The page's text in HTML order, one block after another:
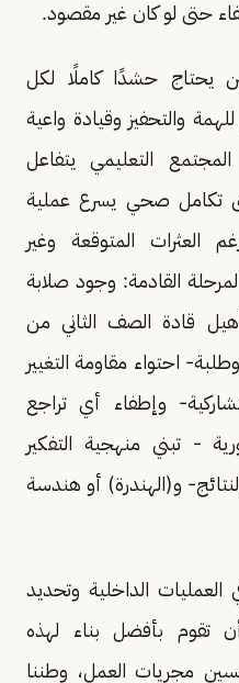
حتى لو كان غير مقصود.
يحتاج حشدًا كاملًا لكل
والتحفيز وقيادة واعية
التعليمي يتفاعل
تكامل صحي يسرع عملية
العثرات المتوقعة وغير
القادمة: وجود صلابة
قادة الصف الثاني من
احتواء مقاومة التغيير
وإطفاء أي تراجع
- تبني منهجية التفكير
و(الهندرة) أو هندسة
الداخلية وتحديد
تقوم بأفضل بناء لهذه
مجريات العمل، وطننا